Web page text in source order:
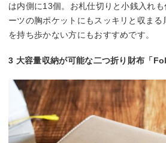
は内側に13個。お札仕切りと小銭入れ
ーツの胸ポケットにもスッキリと収ま
を持ち歩かない方にもおすすめです。
3 大容量収納が可能な二つ折り財布「